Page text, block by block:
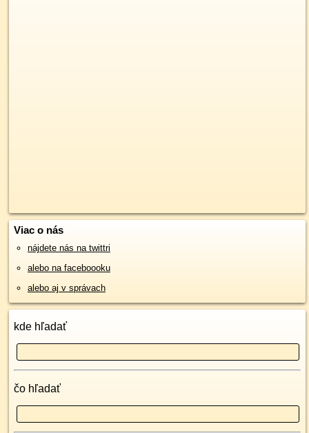
Viac o nás
nájdete nás na twittri
alebo na faceboooku
alebo aj v správach
kde hľadať
čo hľadať